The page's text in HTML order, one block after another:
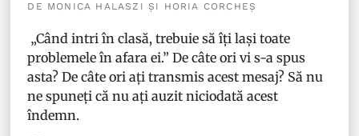
DE MONICA HALASZI ȘI HORIA CORCHEȘ
„Când intri în clasă, trebuie să îți lași toate
problemele în afara ei.” De câte ori vi s-a spus
asta? De câte ori ați transmis acest mesaj? Să nu
ne spuneți că nu ați auzit niciodată acest
îndemn.